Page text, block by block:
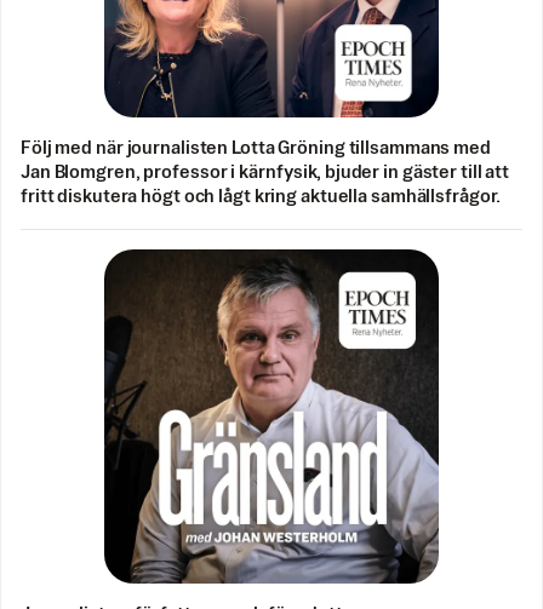
Följ med när journalisten Lotta Gröning tillsammans med
Jan Blomgren, professor i kärnfysik, bjuder in gäster till att
fritt diskutera högt och lågt kring aktuella samhällsfrågor.